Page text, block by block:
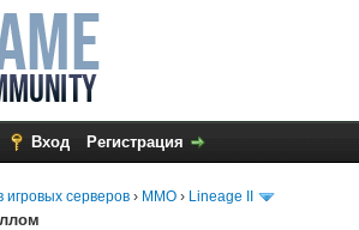
Вход Регистрация
серверов › MMO › Lineage II